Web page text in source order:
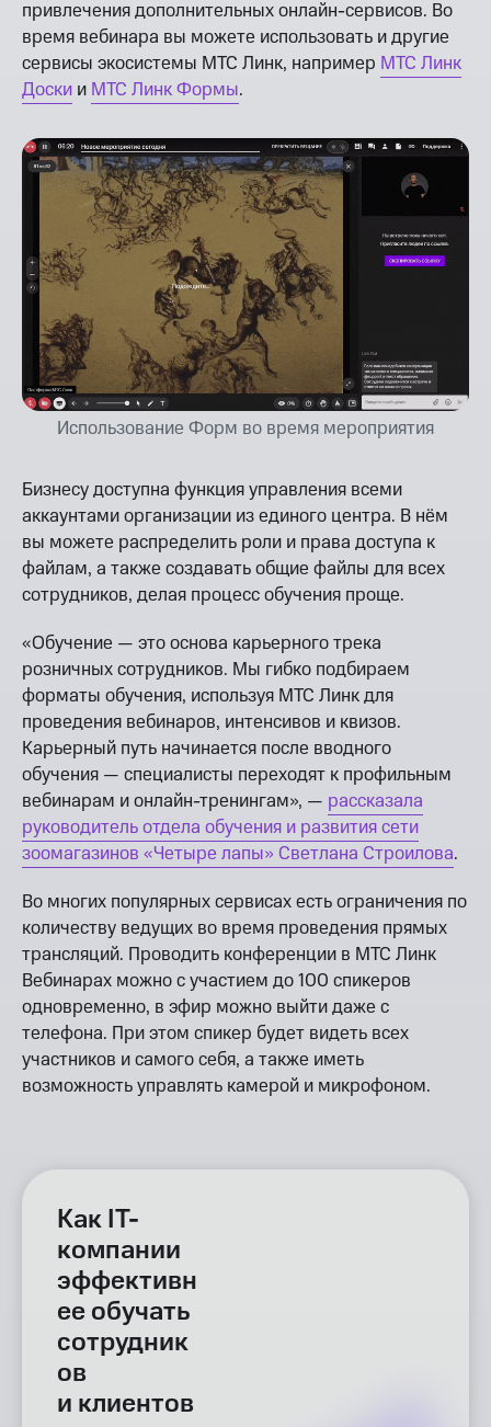
привлечения дополнительных онлайн-сервисов. Во
время вебинара вы можете использовать и другие
сервисы экосистемы МТС Линк, например МТС Линк
Доски и МТС Линк Формы.
Использование Форм во время мероприятия
Бизнесу доступна функция управления всеми
аккаунтами организации из единого центра. В нём
вы можете распределить роли и права доступа к
файлам, а также создавать общие файлы для всех
сотрудников, делая процесс обучения проще.
«Обучение — это основа карьерного трека
розничных сотрудников. Мы гибко подбираем
форматы обучения, используя МТС Линк для
проведения вебинаров, интенсивов и квизов.
Карьерный путь начинается после вводного
обучения — специалисты переходят к профильным
вебинарам и онлайн-тренингам», — рассказала
руководитель отдела обучения и развития сети
зоомагазинов «Четыре лапы» Светлана Строилова.
Во многих популярных сервисах есть ограничения по
количеству ведущих во время проведения прямых
трансляций. Проводить конференции в МТС Линк
Вебинарах можно с участием до 100 спикеров
одновременно, в эфир можно выйти даже с
телефона. При этом спикер будет видеть всех
участников и самого себя, а также иметь
возможность управлять камерой и микрофоном.
Как IT-
компании
эффективн
ее обучать
сотрудник
ов
и клиентов